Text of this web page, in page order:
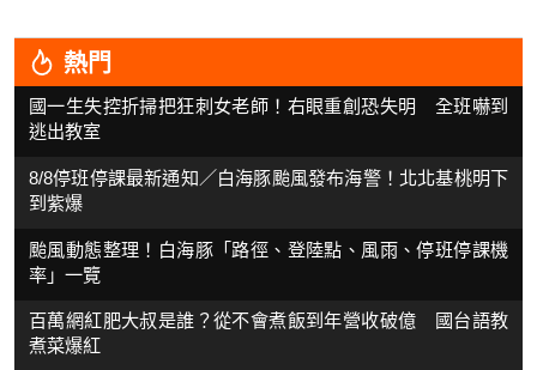
熱門
國一生失控折掃把狂刺女老師！右眼重創恐失明 全班嚇到
逃出教室
8/8停班停課最新通知／白海豚颱風發布海警！北北基桃明下
到紫爆
颱風動態整理！白海豚「路徑、登陸點、風雨、停班停課機
率」一覽
百萬網紅肥大叔是誰？從不會煮飯到年營收破億 國台語教
煮菜爆紅